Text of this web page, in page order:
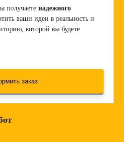
получаетенадежного
ваши идеи в реальность и
которой вы будете